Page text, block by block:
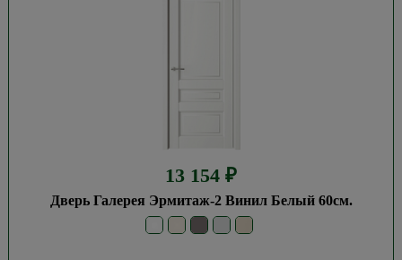
13 154 ₽
Дверь Галерея Эрмитаж-2 Винил Белый 60см.